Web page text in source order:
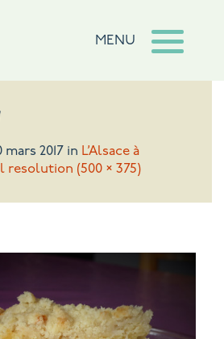
MENU
mars 2017 in L’Alsace à
resolution (500 × 375)